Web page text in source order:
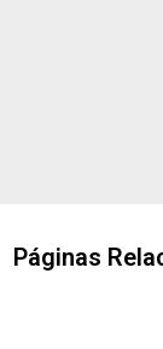
Páginas